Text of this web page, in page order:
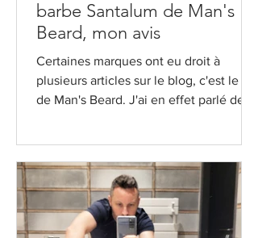
barbe Santalum de Man's
Beard, mon avis
Certaines marques ont eu droit à
plusieurs articles sur le blog, c'est le cas
de Man's Beard. J'ai en effet parlé des